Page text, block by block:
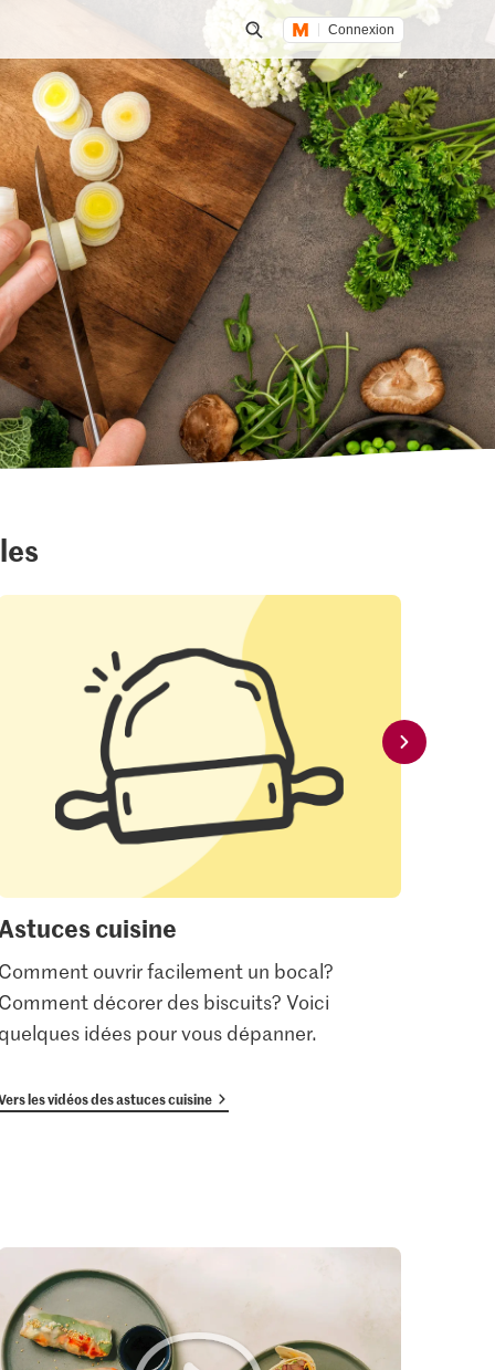
Lancer une recherche
Connexion
cuisine
Comment ouvrir facilement un bocal?
Comment décorer des biscuits? Voici
quelques idées pour vous dépanner.
les vidéos des astuces cuisine